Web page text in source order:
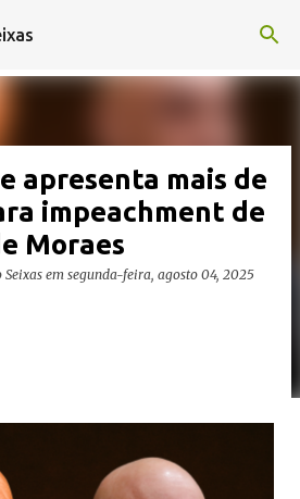
o conteúdo principal
apresenta mais de
impeachment de
Moraes
em segunda-feira, agosto 04, 2025